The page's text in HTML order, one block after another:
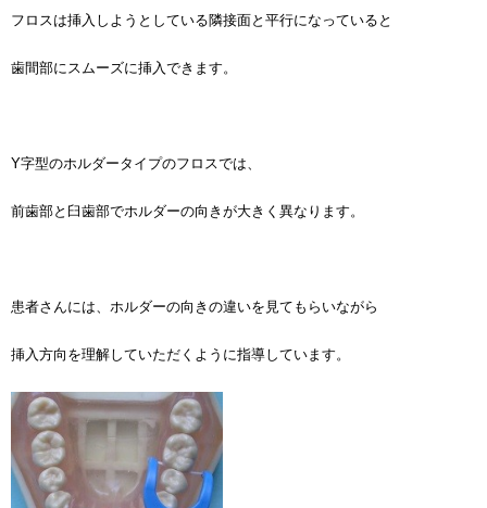
フロスは挿入しようとしている隣接面と平行になっていると
歯間部にスムーズに挿入できます。
Y字型のホルダータイプのフロスでは、
前歯部と臼歯部でホルダーの向きが大きく異なります。
患者さんには、ホルダーの向きの違いを見てもらいながら
挿入方向を理解していただくように指導しています。